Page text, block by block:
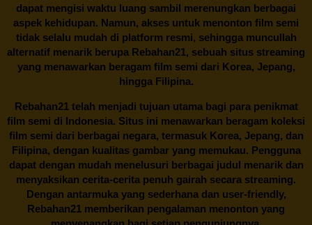
dapat mengisi waktu luang sambil merenungkan berbagai
aspek kehidupan. Namun, akses untuk menonton film semi
tidak selalu mudah di platform resmi, sehingga muncullah
alternatif menarik berupa Rebahan21, sebuah situs streaming
yang menawarkan beragam film semi dari Korea, Jepang,
hingga Filipina.
Rebahan21telah menjadi tujuan utama bagi para penikmat
film semi di Indonesia. Situs ini menawarkan beragam koleksi
film semi dari berbagai negara, termasuk Korea, Jepang, dan
Filipina, dengan kualitas gambar yang memukau. Pengguna
dapat dengan mudah menelusuri berbagai judul menarik dan
menyaksikan cerita-cerita penuh gairah secara streaming.
Dengan antarmuka yang sederhana dan user-friendly,
Rebahan21 memberikan pengalaman menonton yang